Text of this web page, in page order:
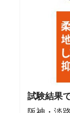
試験結果